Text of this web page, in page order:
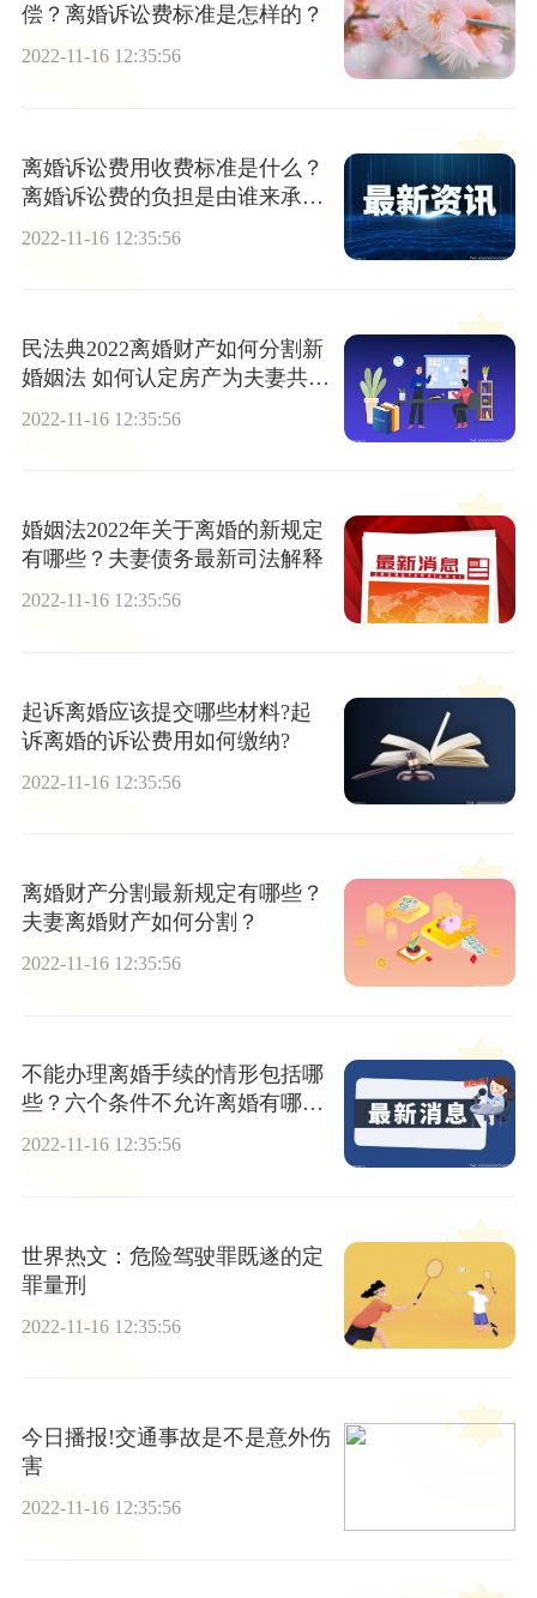
偿？离婚诉讼费标准是怎样的？
2022-11-16 12:35:56
离婚诉讼费用收费标准是什么？
离婚诉讼费的负担是由谁来承
2022-11-16 12:35:56
民法典2022离婚财产如何分割新
婚姻法 如何认定房产为夫妻共同
2022-11-16 12:35:56
婚姻法2022年关于离婚的新规定
有哪些？夫妻债务最新司法解释
2022-11-16 12:35:56
起诉离婚应该提交哪些材料?起
诉离婚的诉讼费用如何缴纳?
2022-11-16 12:35:56
离婚财产分割最新规定有哪些？
夫妻离婚财产如何分割？
2022-11-16 12:35:56
不能办理离婚手续的情形包括哪
些？六个条件不允许离婚有哪
些？
2022-11-16 12:35:56
世界热文：危险驾驶罪既遂的定
罪量刑
2022-11-16 12:35:56
今日播报!交通事故是不是意外伤
害
2022-11-16 12:35:56